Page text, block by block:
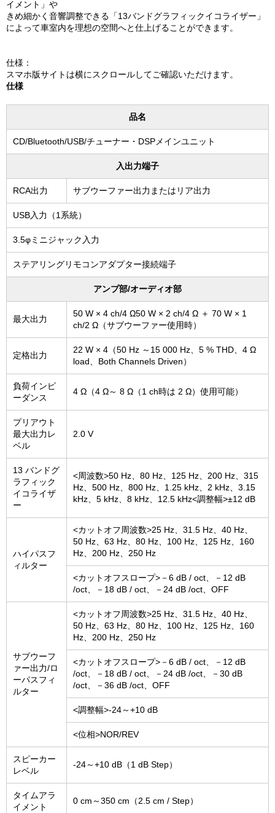
イメント」や
きめ細かく音響調整できる「13バンドグラフィックイコライザー」
によって車室内を理想の空間へと仕上げることができます。
仕様：
スマホ版サイトは横にスクロールしてご確認いただけます。
仕様
品名
CD/Bluetooth/USB/チューナー・DSPメインユニット
入出力端子
RCA出力 サブウーファー出力またはリア出力
USB入力（1系統）
3.5φミニジャック入力
ステアリングリモコンアダプター接続端子
アンプ部/オーディオ部
最大出力
50 W × 4 ch/4 Ω50 W × 2 ch/4 Ω ＋ 70 W × 1
ch/2 Ω（サブウーファー使用時）
定格出力
22 W × 4（50 Hz ～15 000 Hz、5 % THD、4 Ω
load、Both Channels Driven）
負荷インピ
ーダンス
4 Ω（4 Ω～ 8 Ω（1 ch時は 2 Ω）使用可能）
プリアウト
最大出力レ
ベル
2.0 V
13 バンドグ
ラフィック
イコライザ
ー
<周波数>50 Hz、80 Hz、125 Hz、200 Hz、315
Hz、500 Hz、800 Hz、1.25 kHz、2 kHz、3.15
kHz、5 kHz、8 kHz、12.5 kHz<調整幅>±12 dB
ハイパスフ
ィルター
<カットオフ周波数>25 Hz、31.5 Hz、40 Hz、
50 Hz、63 Hz、80 Hz、100 Hz、125 Hz、160
Hz、200 Hz、250 Hz
<カットオフスロープ>－6 dB / oct、－12 dB
/oct、－18 dB / oct、－24 dB /oct、OFF
サブウーフ
ァー出力/ロ
ーパスフィ
ルター
<カットオフ周波数>25 Hz、31.5 Hz、40 Hz、
50 Hz、63 Hz、80 Hz、100 Hz、125 Hz、160
Hz、200 Hz、250 Hz
<カットオフスロープ>－6 dB / oct、－12 dB
/oct、－18 dB / oct、－24 dB /oct、－30 dB
/oct、－36 dB /oct、OFF
<調整幅>-24～+10 dB
<位相>NOR/REV
スピーカー
レベル
-24～+10 dB（1 dB Step）
タイムアラ
イメント
0 cm～350 cm（2.5 cm / Step）